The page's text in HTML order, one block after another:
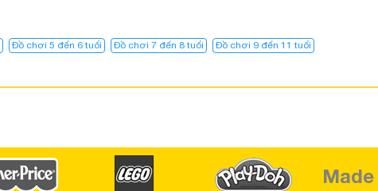
Đồ chơi 5 đến 6 tuổi Đồ chơi 7 đến 8 tuổi Đồ chơi 9 đến 11 tuổi